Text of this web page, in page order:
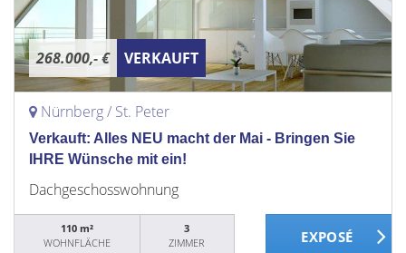
268.000,- € VERKAUFT
Nürnberg / St. Peter
Verkauft: Alles NEU macht der Mai - Bringen Sie
IHRE Wünsche mit ein!
Dachgeschosswohnung
110 m²
WOHNFLÄCHE
3
ZIMMER